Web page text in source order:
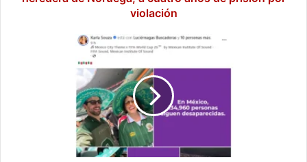
violación